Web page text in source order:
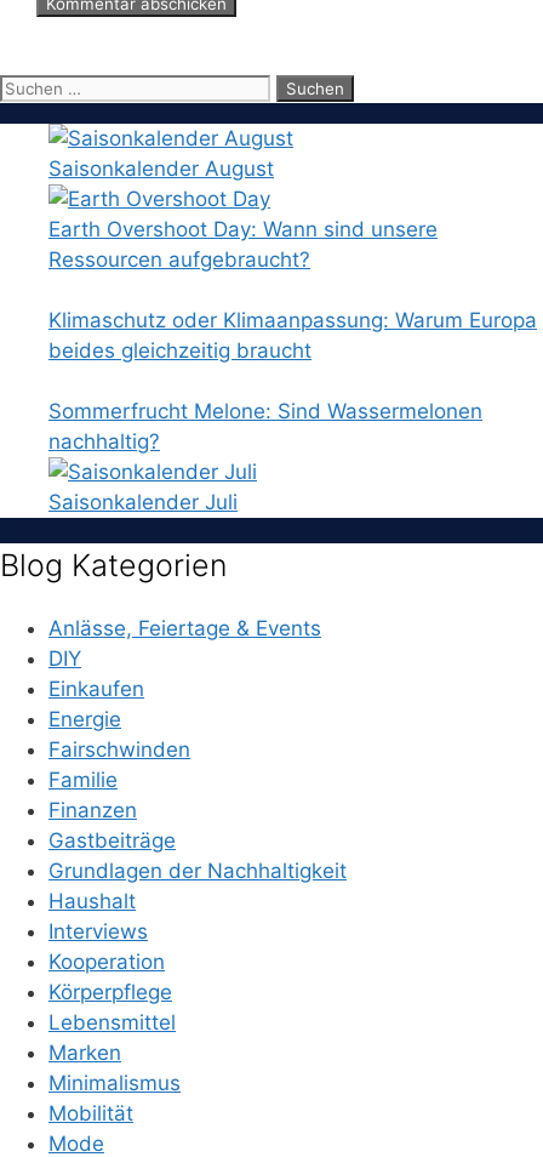
Suchen
Saisonkalender August
Earth Overshoot Day: Wann sind unsere
Ressourcen aufgebraucht?
Klimaschutz oder Klimaanpassung: Warum Europa
beides gleichzeitig braucht
Sommerfrucht Melone: Sind Wassermelonen
nachhaltig?
Saisonkalender Juli
Blog Kategorien
Anlässe, Feiertage & Events
DIY
Einkaufen
Energie
Fairschwinden
Familie
Finanzen
Gastbeiträge
Grundlagen der Nachhaltigkeit
Haushalt
Interviews
Kooperation
Körperpflege
Lebensmittel
Marken
Minimalismus
Mobilität
Mode